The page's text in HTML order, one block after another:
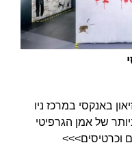
באנקסי במרכז ניו
של אמן הגרפיטי
וכרטיסים>>>